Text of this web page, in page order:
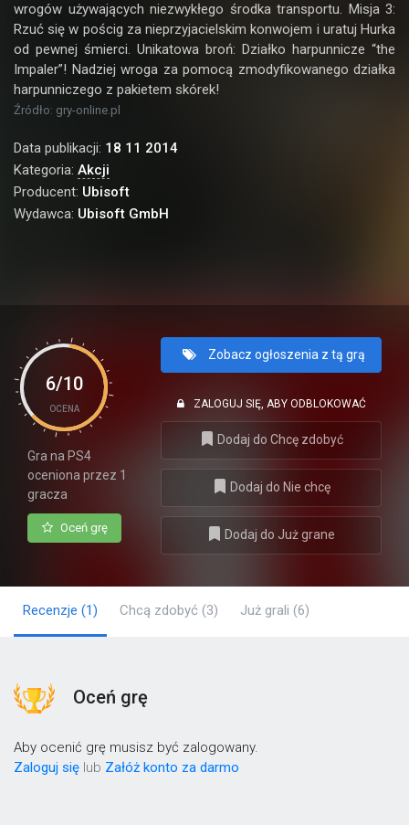
wrogów używających niezwykłego środka transportu. Misja 3:
Rzuć się w pościg za nieprzyjacielskim konwojem i uratuj Hurka
od pewnej śmierci. Unikatowa broń: Działko harpunnicze “the
Impaler”! Nadziej wroga za pomocą zmodyfikowanego działka
harpunniczego z pakietem skórek!
Źródło: gry-online.pl
Data publikacji: 18 11 2014
Kategoria: Akcji
Producent: Ubisoft
Wydawca: Ubisoft GmbH
6/10
OCENA
Gra na PS4
oceniona przez 1
gracza
Oceń grę
Zobacz ogłoszenia z tą grą
ZALOGUJ SIĘ, ABY ODBLOKOWAĆ
Dodaj do Chcę zdobyć
Dodaj do Nie chcę
Dodaj do Już grane
Recenzje (1) Chcą zdobyć (3) Już grali (6)
Oceń grę
Aby ocenić grę musisz być zalogowany.
Zaloguj się lub Załóż konto za darmo